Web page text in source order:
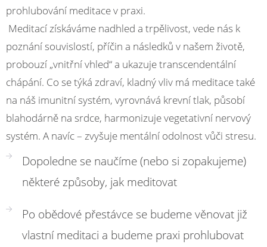
prohlubování meditace v praxi.
Meditací získáváme nadhled a trpělivost, vede nás k
poznání souvislostí, příčin a následků v našem životě,
probouzí „vnitřní vhled“ a ukazuje transcendentální
chápání. Co se týká zdraví, kladný vliv má meditace také
na náš imunitní systém, vyrovnává krevní tlak, působí
blahodárně na srdce, harmonizuje vegetativní nervový
systém. A navíc – zvyšuje mentální odolnost vůči stresu.
Dopoledne se naučíme (nebo si zopakujeme)
některé způsoby, jak meditovat
Po obědové přestávce se budeme věnovat již
vlastní meditaci a budeme praxi prohlubovat